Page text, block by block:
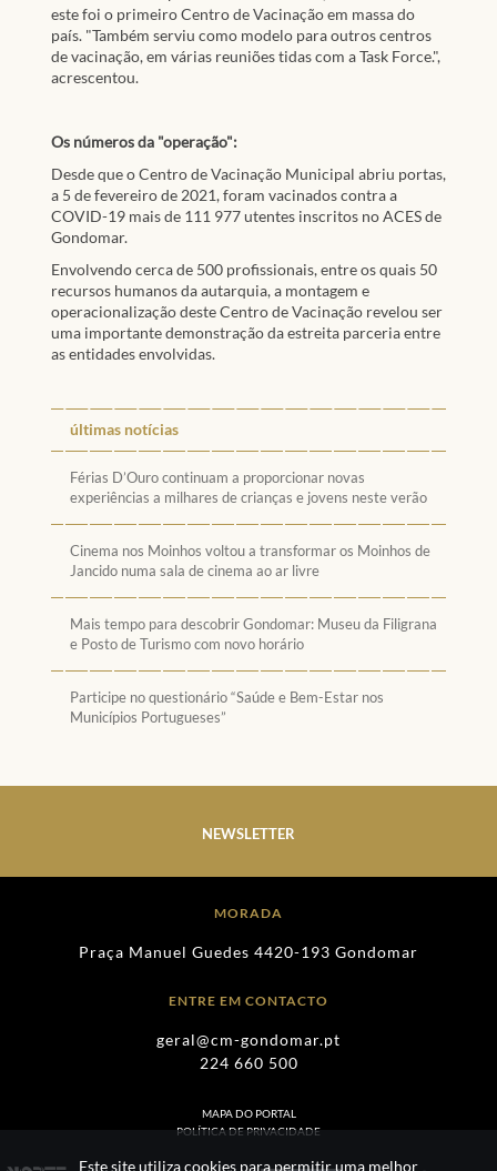
este foi o primeiro Centro de Vacinação em massa do
país. "Também serviu como modelo para outros centros
de vacinação, em várias reuniões tidas com a Task Force.",
acrescentou.
Os números da "operação":
Desde que o Centro de Vacinação Municipal abriu portas,
a 5 de fevereiro de 2021, foram vacinados contra a
COVID-19 mais de 111 977 utentes inscritos no ACES de
Gondomar.
Envolvendo cerca de 500 profissionais, entre os quais 50
recursos humanos da autarquia, a montagem e
operacionalização deste Centro de Vacinação revelou ser
uma importante demonstração da estreita parceria entre
as entidades envolvidas.
últimas notícias
Férias D’Ouro continuam a proporcionar novas
experiências a milhares de crianças e jovens neste verão
Cinema nos Moinhos voltou a transformar os Moinhos de
Jancido numa sala de cinema ao ar livre
Mais tempo para descobrir Gondomar: Museu da Filigrana
e Posto de Turismo com novo horário
Participe no questionário “Saúde e Bem-Estar nos
Municípios Portugueses”
NEWSLETTER
MORADA
Praça Manuel Guedes 4420-193 Gondomar
ENTRE EM CONTACTO
geral@cm-gondomar.pt
224 660 500
MAPA DO PORTAL
POLÍTICA DE PRIVACIDADE
Este site utiliza cookies para permitir uma melhor